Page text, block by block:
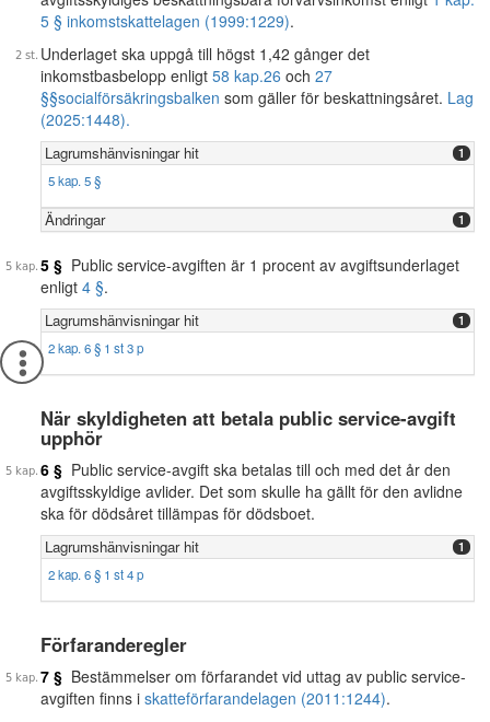
5 § inkomstskattelagen (1999:1229).
Underlaget ska uppgå till högst 1,42 gånger det
inkomstbasbelopp enligt 58 kap.26 och 27
§§socialförsäkringsbalken som gäller för beskattningsåret. Lag
(2025:1448).
Lagrumshänvisningar hit 1
5 kap. 5 §
Ändringar 1
5 § Public service-avgiften är 1 procent av avgiftsunderlaget
enligt 4 §.
Lagrumshänvisningar hit 1
2 kap. 6 § 1 st 3 p
När skyldigheten att betala public service-avgift
upphör
6 § Public service-avgift ska betalas till och med det år den
avgiftsskyldige avlider. Det som skulle ha gällt för den avlidne
ska för dödsåret tillämpas för dödsboet.
Lagrumshänvisningar hit 1
2 kap. 6 § 1 st 4 p
Förfaranderegler
7 § Bestämmelser om förfarandet vid uttag av public service-
avgiften finns i skatteförfarandelagen (2011:1244).